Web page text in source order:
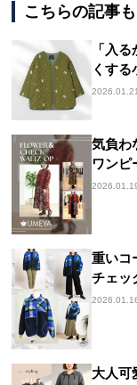
こちらの記事
「入
くする
2026.01.21
気負わ
ワンピ
重いコ
チェッ
大人可